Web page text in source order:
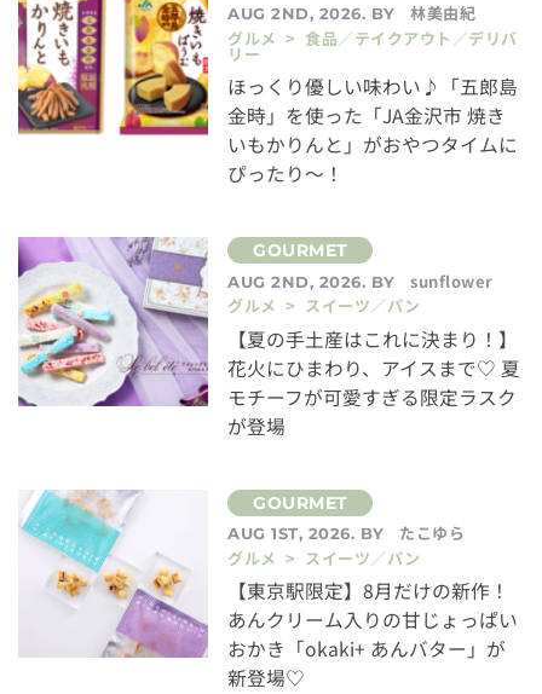
AUG 2ND, 2026. BY
林美由紀
グルメ > 食品／テイクアウト／デリバ
リー
ほっくり優しい味わい♪「五郎島
金時」を使った「JA金沢市 焼き
いもかりんと」がおやつタイムに
ぴったり～！
AUG 2ND, 2026. BY
sunflower
グルメ > スイーツ／パン
【夏の手土産はこれに決まり！】
花火にひまわり、アイスまで♡ 夏
モチーフが可愛すぎる限定ラスク
が登場
AUG 1ST, 2026. BY
たこゆら
グルメ > スイーツ／パン
【東京駅限定】8月だけの新作！
あんクリーム入りの甘じょっぱい
おかき「okaki+ あんバター」が
新登場♡